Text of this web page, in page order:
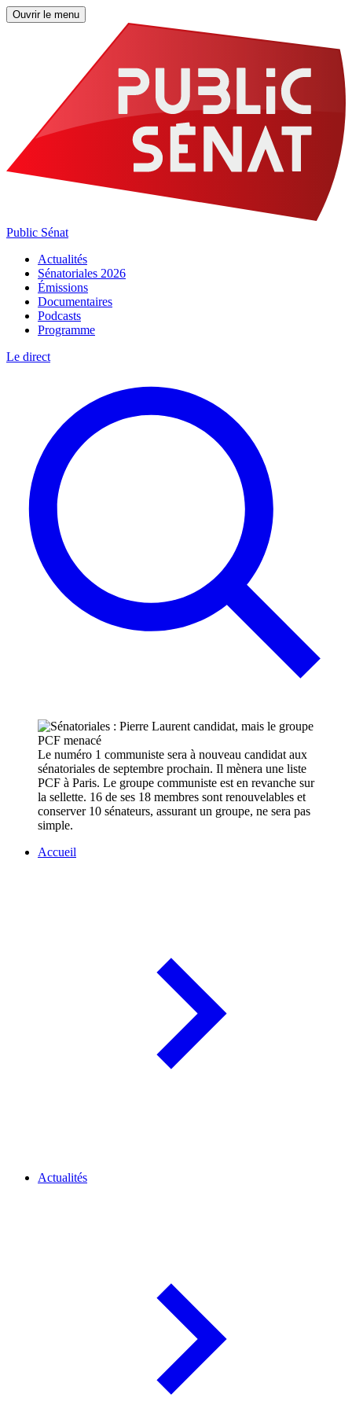
Ouvrir le menu
Public Sénat
Actualités
Sénatoriales 2026
Émissions
Documentaires
Podcasts
Programme
Le direct
Le numéro 1 communiste sera à nouveau candidat aux
sénatoriales de septembre prochain. Il mènera une liste
PCF à Paris. Le groupe communiste est en revanche sur
la sellette. 16 de ses 18 membres sont renouvelables et
conserver 10 sénateurs, assurant un groupe, ne sera pas
simple.
Accueil
Actualités